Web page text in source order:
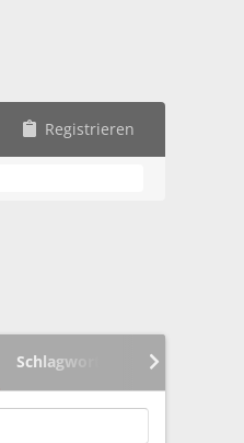
Registrieren
Schlagworte suchen